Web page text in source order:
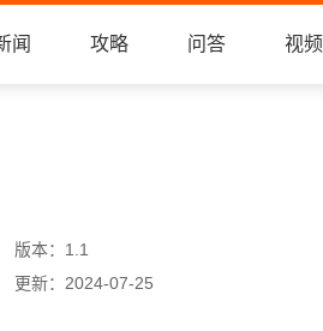
闻 攻略 问答 视频
版本： 1.1
更新： 2024-07-25